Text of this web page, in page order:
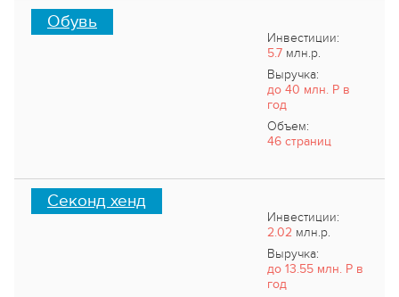
Обувь
Инвестиции:
5.7млн.р.
Выручка:
до 40 млн. Р в
год
Объем:
46 страниц
Секонд хенд
Инвестиции:
2.02млн.р.
Выручка:
до 13.55 млн. Р в
год